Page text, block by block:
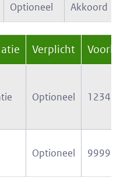
Optioneel Akkoord
Verplicht
Optioneel
Optioneel